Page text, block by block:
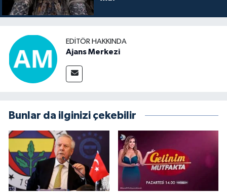
EDITÖR HAKKINDA
Ajans Merkezi
Bunlar da ilginizi çekebilir